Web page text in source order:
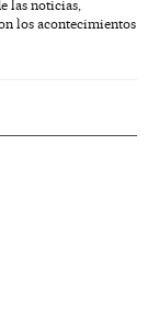
las noticias,
los acontecimientos